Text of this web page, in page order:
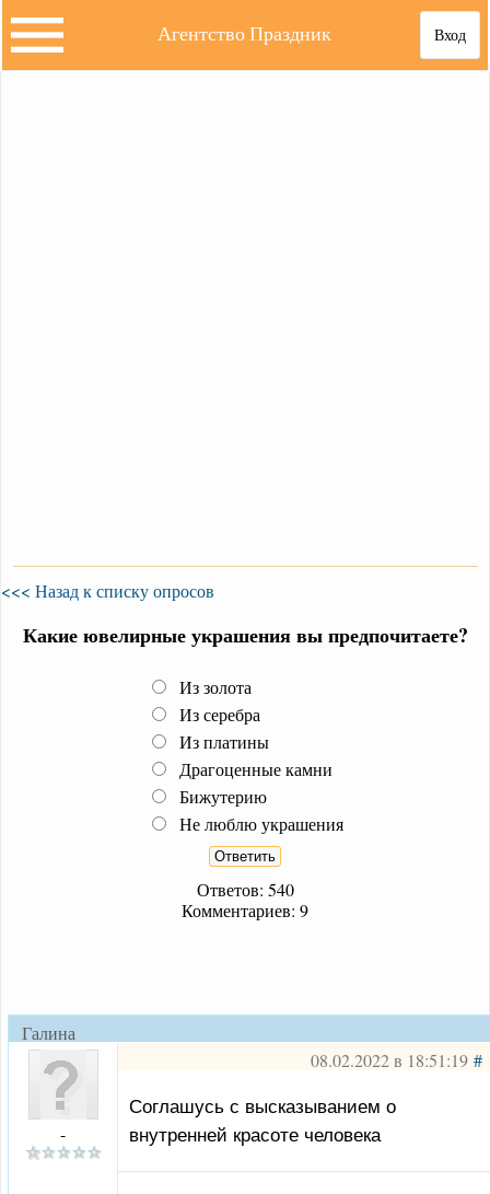
Вход
Агентство Праздник
<<< Назад к списку опросов
Какие ювелирные украшения вы предпочитаете?
Из золота
Из серебра
Из платины
Драгоценные камни
Бижутерию
Не люблю украшения
Ответов: 540
Комментариев: 9
Галина
Александровна
08.02.2022 в 18:51:19 #
-
Соглашусь с высказыванием о
внутренней красоте человека